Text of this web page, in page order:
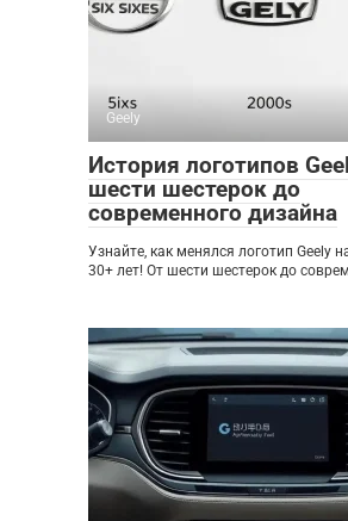
Geely
История логотипов
шести шестерок до
современного дизайна
Узнайте, как менялся логотип Geely
30+ лет! От шести шестерок до